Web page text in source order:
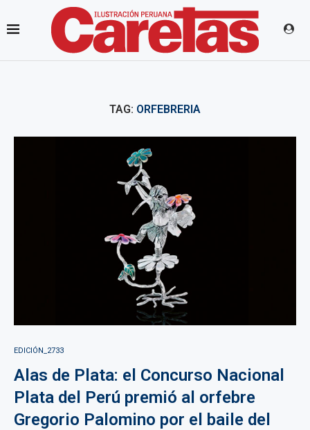
TAG: ORFEBRERIA
EDICIÓN_2733
Alas de Plata: el Concurso Nacional
Plata del Perú premió al orfebre
Gregorio Palomino por el baile del